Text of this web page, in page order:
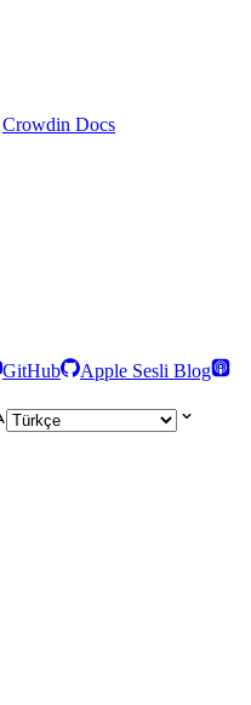
Crowdin Docs
GitHub
Apple Sesli Blog